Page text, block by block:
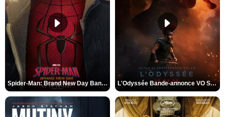
Spider-Man: Brand New Day Bande-annonce VO STFR L'Odyssée Bande-annonce VO STFR